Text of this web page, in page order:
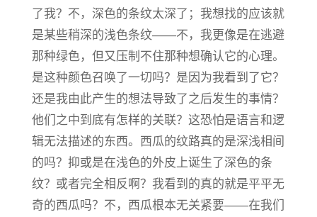
了我？不，深色的条纹太深了；我想找的应该就
是某些稍深的浅色条纹——不，我更像是在逃避
那种绿色，但又压制不住那种想确认它的心理。
是这种颜色召唤了一切吗？是因为我看到了它？
还是我由此产生的想法导致了之后发生的事情？
他们之中到底有怎样的关联？这恐怕是语言和逻
辑无法描述的东西。西瓜的纹路真的是深浅相间
的吗？抑或是在浅色的外皮上诞生了深色的条
纹？或者完全相反啊？我看到的真的就是平平无
奇的西瓜吗？不，西瓜根本无关紧要——在我们